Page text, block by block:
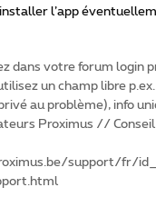
l’app
dans votre forum login
un champ libre
au problème), info
Proximus // Conseil
support/fr/